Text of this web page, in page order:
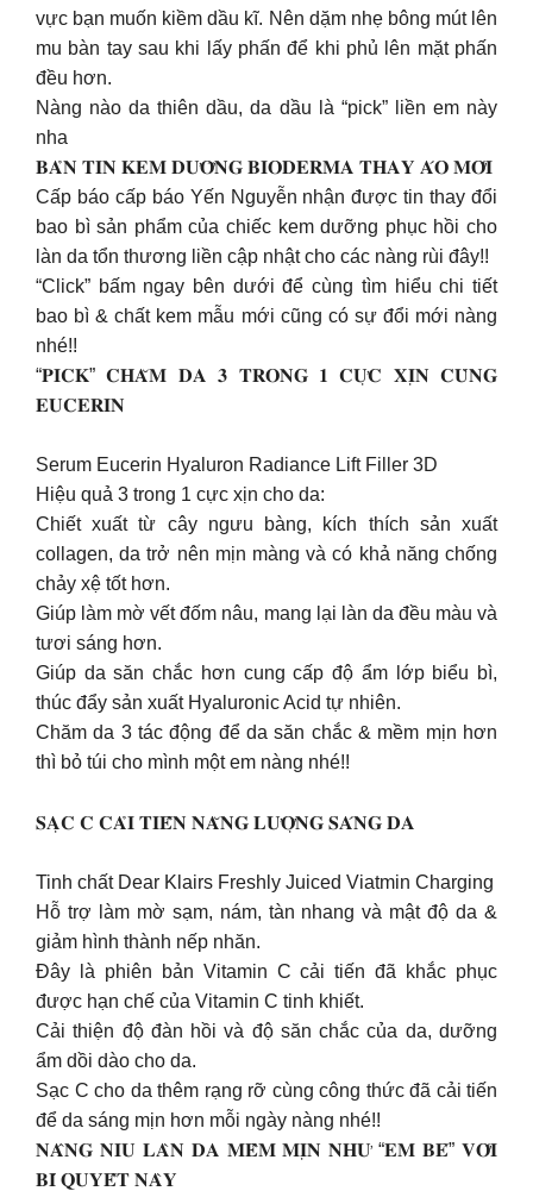
vực bạn muốn kiềm dầu kĩ. Nên dặm nhẹ bông mút lên
mu bàn tay sau khi lấy phấn để khi phủ lên mặt phấn
đều hơn.
Nàng nào da thiên dầu, da dầu là “pick” liền em này
nha
𝐁𝐀̉𝐍 𝐓𝐈𝐍 𝐊𝐄𝐌 𝐃𝐔̛𝐎̛̃𝐍𝐆 𝐁𝐈𝐎𝐃𝐄𝐑𝐌𝐀 𝐓𝐇𝐀𝐘 𝐀́𝐎 𝐌𝐎̛́𝐈
Cấp báo cấp báo Yến Nguyễn nhận được tin thay đổi
bao bì sản phẩm của chiếc kem dưỡng phục hồi cho
làn da tổn thương liền cập nhật cho các nàng rùi đây!!
“Click” bấm ngay bên dưới để cùng tìm hiểu chi tiết
bao bì & chất kem mẫu mới cũng có sự đổi mới nàng
nhé!!
“𝐏𝐈𝐂𝐊” 𝐂𝐇𝐀̆𝐌 𝐃𝐀 𝟑 𝐓𝐑𝐎𝐍𝐆 𝟏 𝐂𝐔̛̣𝐂 𝐗𝐈̣𝐍 𝐂𝐔̀𝐍𝐆
𝐄𝐔𝐂𝐄𝐑𝐈𝐍
Serum Eucerin Hyaluron Radiance Lift Filler 3D
Hiệu quả 3 trong 1 cực xịn cho da:
Chiết xuất từ cây ngưu bàng, kích thích sản xuất
collagen, da trở nên mịn màng và có khả năng chống
chảy xệ tốt hơn.
Giúp làm mờ vết đốm nâu, mang lại làn da đều màu và
tươi sáng hơn.
Giúp da săn chắc hơn cung cấp độ ẩm lớp biểu bì,
thúc đẩy sản xuất Hyaluronic Acid tự nhiên.
Chăm da 3 tác động để da săn chắc & mềm mịn hơn
thì bỏ túi cho mình một em nàng nhé!!
𝐒𝐀̣𝐂 𝐂 𝐂𝐀̉𝐈 𝐓𝐈𝐄̂́𝐍 𝐍𝐀̆𝐍𝐆 𝐋𝐔̛𝐎̛̣𝐍𝐆 𝐒𝐀́𝐍𝐆 𝐃𝐀
Tinh chất Dear Klairs Freshly Juiced Viatmin Charging
Hỗ trợ làm mờ sạm, nám, tàn nhang và mật độ da &
giảm hình thành nếp nhăn.
Đây là phiên bản Vitamin C cải tiến đã khắc phục
được hạn chế của Vitamin C tinh khiết.
Cải thiện độ đàn hồi và độ săn chắc của da, dưỡng
ẩm dồi dào cho da.
Sạc C cho da thêm rạng rỡ cùng công thức đã cải tiến
để da sáng mịn hơn mỗi ngày nàng nhé!!
𝐍𝐀̂𝐍𝐆 𝐍𝐈𝐔 𝐋𝐀̀𝐍 𝐃𝐀 𝐌𝐄̂̀𝐌 𝐌𝐈̣𝐍 𝐍𝐇𝐔̛ “𝐄𝐌 𝐁𝐄́” 𝐕𝐎̛́𝐈
𝐁𝐈́ 𝐐𝐔𝐘𝐄̂́𝐓 𝐍𝐀̀𝐘